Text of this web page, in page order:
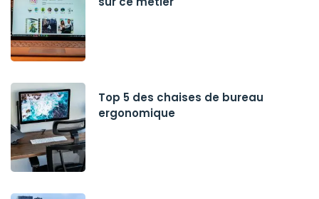
Top 5 des chaises de bureau
ergonomique